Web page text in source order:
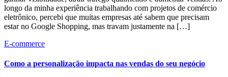
longo da minha experiência trabalhando com projetos de comércio
eletrônico, percebi que muitas empresas até sabem que precisam
estar no Google Shopping, mas travam justamente na […]
E-commerce
Como a personalização impacta nas vendas do seu negócio